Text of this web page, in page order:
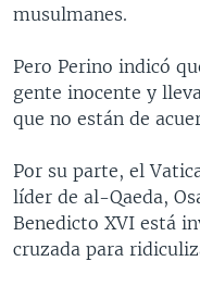
TECNOLOGÍA
DEPORTES
CIENCIA Y SALUD
FOTOGRAFÍA
AUDIOS
EL MUNDO AL DÍA
FORO
VISIÓN 360
PANORAMA
RADIO
AVANCE
AUDIONOTICIAS
ESTADOS UNIDOS AL
EL MUNDO AL DÍA
FORO [RADIO]
DIRECT
DOCUMENTALES DE LA
SÍGANOS
musulmanes.
Pero Perino indicó
gente inocente y
que no están de
Por su parte, el
líder de al-Qaeda,
Benedicto XVI está
cruzada para